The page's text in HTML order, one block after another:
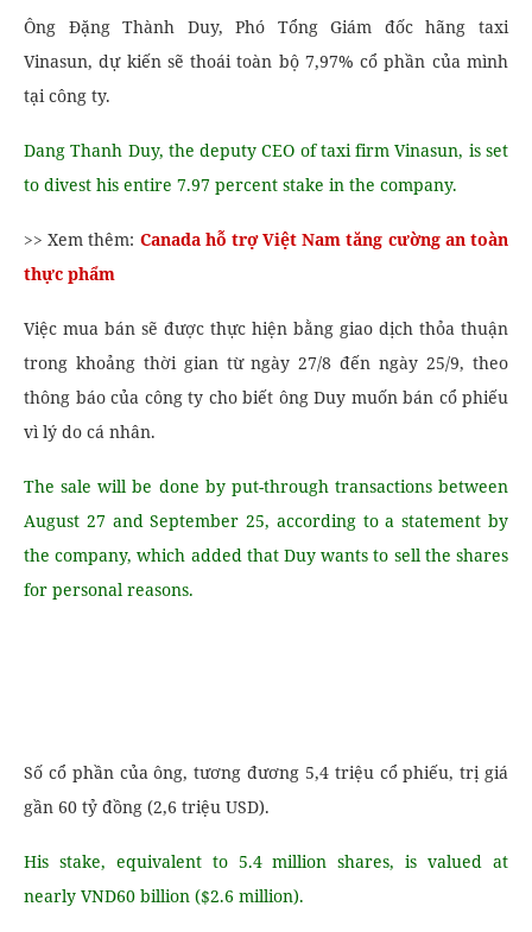
Ông Đặng Thành Duy, Phó Tổng Giám đốc hãng taxi
Vinasun, dự kiến ​​sẽ thoái toàn bộ 7,97% cổ phần của mình
tại công ty.
Dang Thanh Duy, the deputy CEO of taxi firm Vinasun, is set
to divest his entire 7.97 percent stake in the company.
>> Xem thêm: Canada hỗ trợ Việt Nam tăng cường an toàn
thực phẩm
Việc mua bán sẽ được thực hiện bằng giao dịch thỏa thuận
trong khoảng thời gian từ ngày 27/8 đến ngày 25/9, theo
thông báo của công ty cho biết ông Duy muốn bán cổ phiếu
vì lý do cá nhân.
The sale will be done by put-through transactions between
August 27 and September 25, according to a statement by
the company, which added that Duy wants to sell the shares
for personal reasons.
Số cổ phần của ông, tương đương 5,4 triệu cổ phiếu, trị giá
gần 60 tỷ đồng (2,6 triệu USD).
His stake, equivalent to 5.4 million shares, is valued at
nearly VND60 billion ($2.6 million).